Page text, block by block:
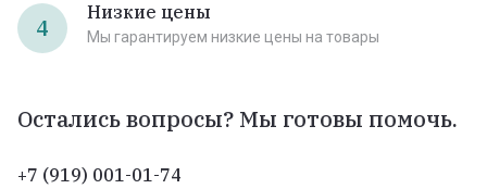
4
Низкие цены
Мы гарантируем низкие цены на товары
Остались вопросы? Мы готовы помочь.
+7 (919) 001-01-74